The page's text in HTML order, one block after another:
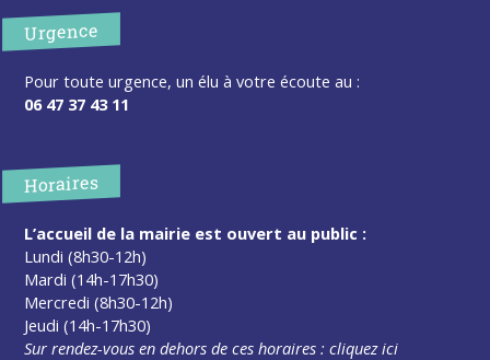
Urgence
Pour toute urgence, un élu à votre écoute au :
06 47 37 43 11
Horaires
L’accueil de la mairie est ouvert au public :
Lundi (8h30-12h)
Mardi (14h-17h30)
Mercredi (8h30-12h)
Jeudi (14h-17h30)
Sur rendez-vous en dehors de ces horaires :cliquez ici